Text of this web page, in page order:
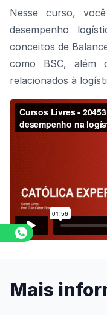
Nesse curso,
desempenho
conceitos de
como BSC, além
relacionados à
Mais